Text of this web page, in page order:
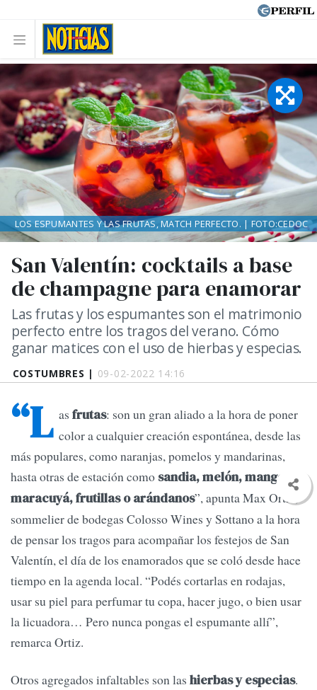
COSTUMBRES | 09-02-2022 14:16
San Valentín: cocktails a base
de champagne para enamorar
Las frutas y los espumantes son el matrimonio
perfecto entre los tragos del verano. Cómo
ganar matices con el uso de hierbas y especias.
LOS ESPUMANTES Y LAS FRUTAS, MATCH PERFECTO. | FOTO:CEDOC
“L as frutas: son un gran aliado a la hora de poner
color a cualquier creación espontánea, desde las
más populares, como naranjas, pomelos y mandarinas,
hasta otras de estación como sandia, melón, mango,
maracuyá, frutillas o arándanos”, apunta Max Ortiz,
sommelier de bodegas Colosso Wines y Sottano a la hora
de pensar los tragos para acompañar los festejos de San
Valentín, el día de los enamorados que se coló desde hace
tiempo en la agenda local. “Podés cortarlas en rodajas,
usar su piel para perfumar tu copa, hacer jugo, o bien usar
la licuadora… Pero nunca pongas el espumante allí”,
remarca Ortiz.
Otros agregados infaltables son las hierbas y especias.